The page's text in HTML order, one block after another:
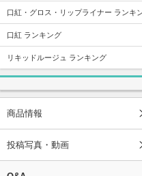
口紅・グロス・リップライナー ランキ
口紅 ランキング
リキッドルージュ ランキング
商品情報
投稿写真・動画